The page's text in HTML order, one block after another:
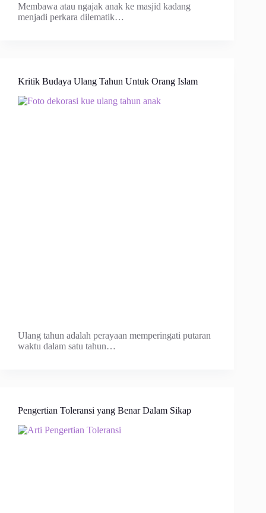
Membawa atau ngajak anak ke masjid kadang
menjadi perkara dilematik…
Kritik Budaya Ulang Tahun Untuk Orang Islam
Ulang tahun adalah perayaan memperingati putaran
waktu dalam satu tahun…
Pengertian Toleransi yang Benar Dalam Sikap